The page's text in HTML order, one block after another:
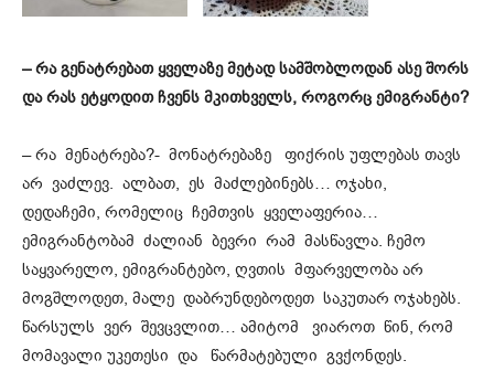
–რა გენატრებათ ყველაზე მეტად სამშობლოდან ასე შორს
და რას ეტყოდით ჩვენს მკითხველს, როგორც ემიგრანტი?
– რა მენატრება?- მონატრებაზე ფიქრის უფლებას თავს
არ ვაძლევ. ალბათ, ეს მაძლებინებს… ოჯახი,
დედაჩემი, რომელიც ჩემთვის ყველაფერია…
ემიგრანტობამ ძალიან ბევრი რამ მასწავლა. ჩემო
საყვარელო, ემიგრანტებო, ღვთის მფარველობა არ
მოგშლოდეთ, მალე დაბრუნდებოდეთ საკუთარ ოჯახებს.
წარსულს ვერ შევცვლით… ამიტომ ვიაროთ წინ, რომ
მომავალი უკეთესი და წარმატებული გვქონდეს.